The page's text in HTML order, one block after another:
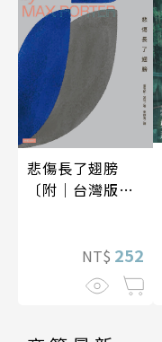
悲傷長了翅膀
〔附｜台灣版獨
NT$ 252